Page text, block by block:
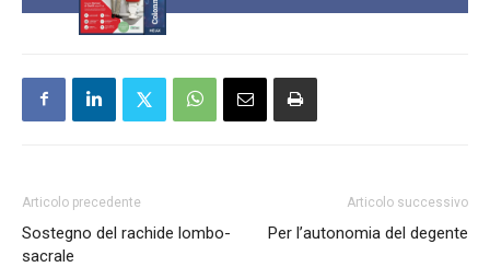
Articolo precedente
Sostegno del rachide lombo-
sacrale
Articolo successivo
Per l’autonomia del degente